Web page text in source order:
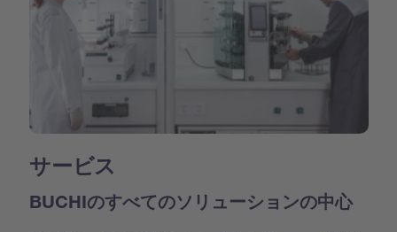
サービス
BUCHIのすべてのソリューションの中心